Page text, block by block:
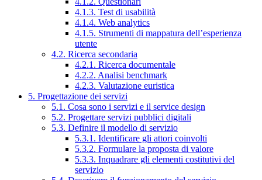
4.1.3. Test di usabilità
4.1.4. Web analytics
4.1.5. Strumenti di mappatura dell’esperienza
utente
4.2. Ricerca secondaria
4.2.1. Ricerca documentale
4.2.2. Analisi benchmark
4.2.3. Valutazione euristica
5. Progettazione dei servizi
5.1. Cosa sono i servizi e il service design
5.2. Progettare servizi pubblici digitali
5.3. Definire il modello di servizio
5.3.1. Identificare gli attori coinvolti
5.3.2. Formulare la proposta di valore
5.3.3. Inquadrare gli elementi costitutivi del
servizio